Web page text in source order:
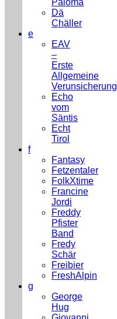
Paloma
Dä
Chäller
e
EAV
–
Erste
Allgemeine
Verunsicherung
Echo
vom
Säntis
Echt
Tirol
f
Fantasy
Fetzentaler
FolkXtime
Francine
Jordi
Freddy
Pfister
Band
Fredy
Schär
Freibier
FreshAlpin
g
George
Hug